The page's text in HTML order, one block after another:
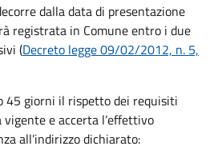
dalla data di presentazione
registrata in Comune entro i due
(Decreto legge 09/02/2012, n. 5,
45 giorni il rispetto dei requisiti
e accerta l’effettivo
all’indirizzo dichiarato: